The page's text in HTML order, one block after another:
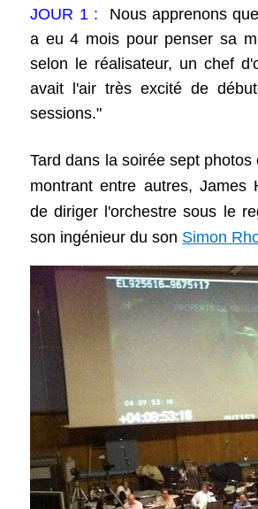
JOUR 1 : Nous apprenons
a eu 4 mois pour penser sa
selon le réalisateur, un chef
avait l'air très excité de
sessions."
Tard dans la soirée sept
montrant entre autres, James
de diriger l'orchestre sous le
son ingénieur du son Simon